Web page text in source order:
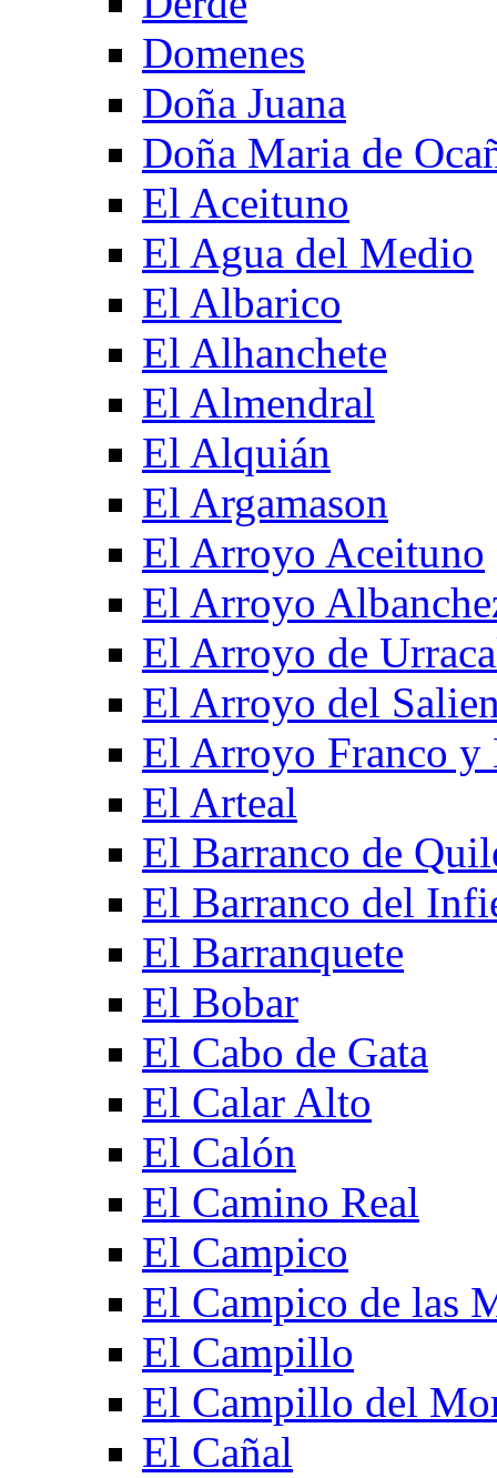
Domenes
Doña Juana
Doña Maria de
El Aceituno
El Agua del Medio
El Albarico
El Alhanchete
El Almendral
El Alquián
El Argamason
El Arroyo Aceituno
El Arroyo
El Arroyo de
El Arroyo del
El Arroyo Franco y
El Arteal
El Barranco de
El Barranco del
El Barranquete
El Bobar
El Cabo de Gata
El Calar Alto
El Calón
El Camino Real
El Campico
El Campico de las
El Campillo
El Campillo del
El Cañal